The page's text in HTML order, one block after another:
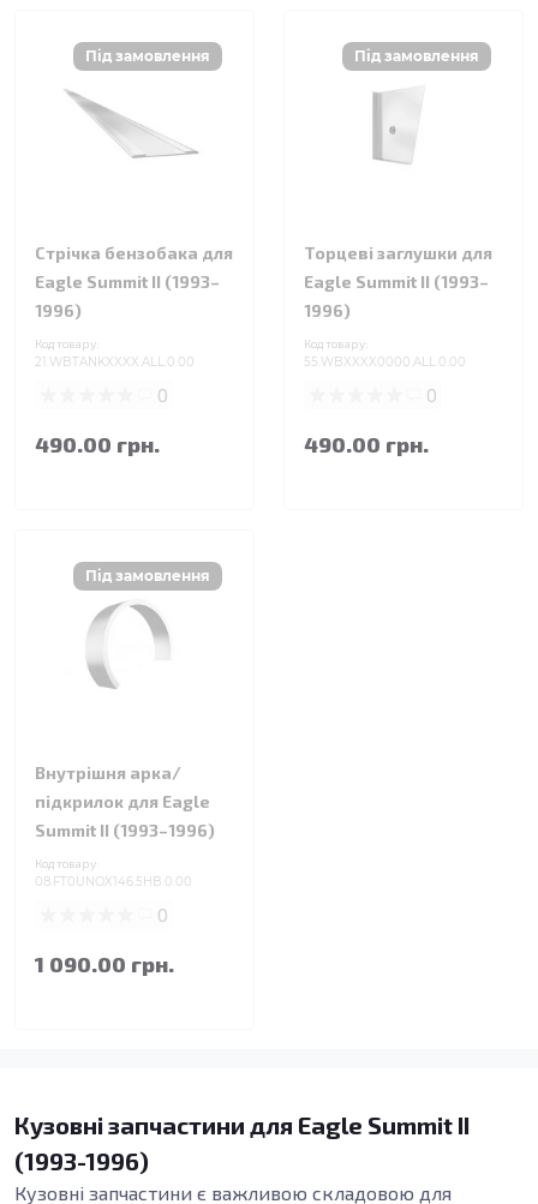
Стрічка бензобака для
Eagle Summit II (1993–
1996)
Код товару:
21.WBTANKXXXX.ALL.0.00
0
490.00 грн.
Торцеві заглушки для
Eagle Summit II (1993–
1996)
Код товару:
55.WBXXXX0000.ALL.0.00
0
490.00 грн.
Внутрішня арка/
підкрилок для Eagle
Summit II (1993–1996)
Код товару:
08.FT0UNOX146.5HB.0.00
0
1 090.00 грн.
Кузовні запчастини для Eagle Summit II
(1993-1996)
Кузовні запчастини є важливою складовою для